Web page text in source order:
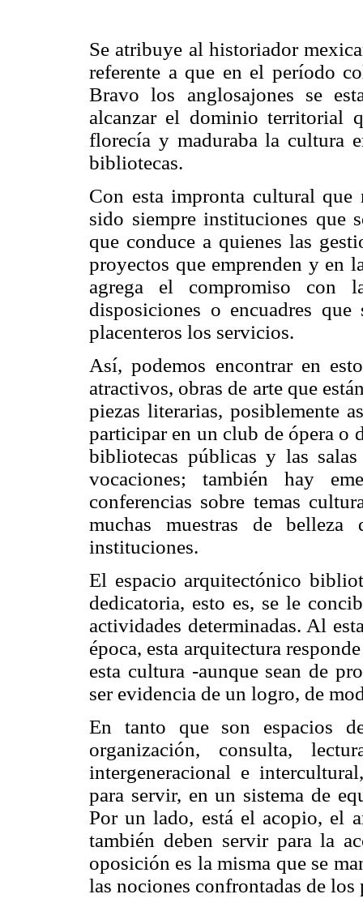
Se atribuye al historiador
referente a que en el período
Bravo los anglosajones se
alcanzar el dominio territorial
florecía y maduraba la cultura
bibliotecas.
Con esta impronta cultural
sido siempre instituciones que
que conduce a quienes las
proyectos que emprenden y en
agrega el compromiso con
disposiciones o encuadres
placenteros los servicios.
Así, podemos encontrar en
atractivos, obras de arte que
piezas literarias, posiblemente
participar en un club de ópera o
bibliotecas públicas y las
vocaciones; también hay
conferencias sobre temas
muchas muestras de
instituciones.
El espacio arquitectónico
dedicatoria, esto es, se le
actividades determinadas. Al
época, esta arquitectura
esta cultura -aunque sean de
ser evidencia de un logro, de
En tanto que son espacios
organización, consulta,
intergeneracional e
para servir, en un sistema de
Por un lado, está el acopio, el
también deben servir para la
oposición es la misma que se
las nociones confrontadas de